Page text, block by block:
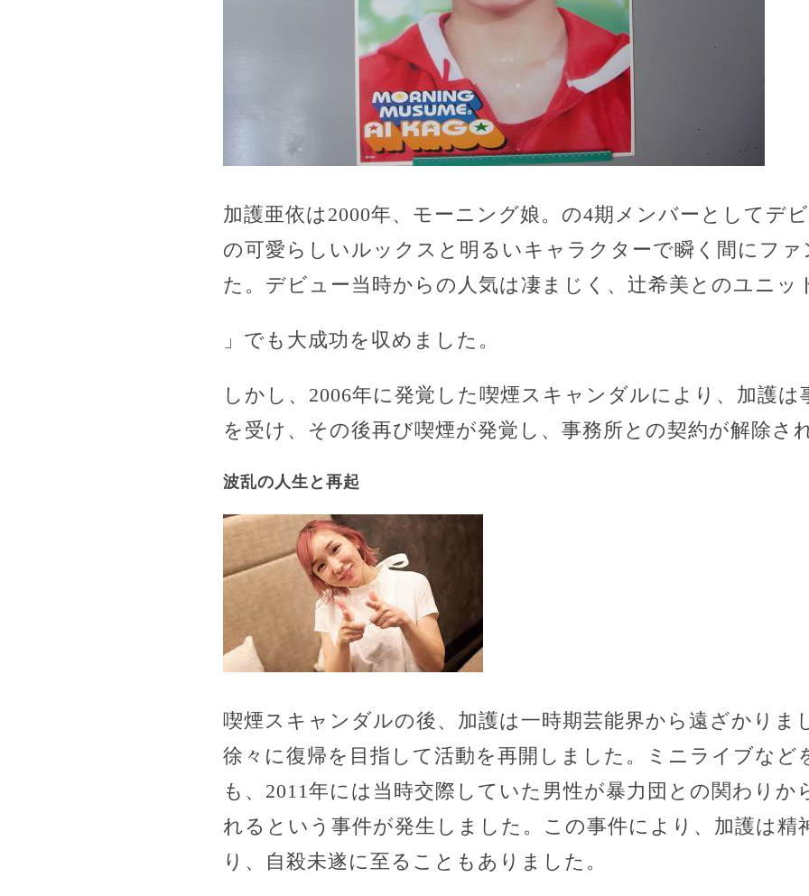
加護亜依は2000年、モーニング娘。の4期メンバーとしてデ
の可愛らしいルックスと明るいキャラクターで瞬く間にファ
た。デビュー当時からの人気は凄まじく、辻希美とのユニッ
」でも大成功を収めました。
しかし、2006年に発覚した喫煙スキャンダルにより、加護は
を受け、その後再び喫煙が発覚し、事務所との契約が解除さ
波乱の人生と再起
喫煙スキャンダルの後、加護は一時期芸能界から遠ざかりま
徐々に復帰を目指して活動を再開しました。ミニライブなど
も、2011年には当時交際していた男性が暴力団との関わりか
れるという事件が発生しました。この事件により、加護は精
り、自殺未遂に至ることもありました​​​​。